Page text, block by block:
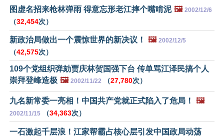
图虚名招来枪林弹雨 得意忘形老江摔个嘴啃泥 🖼️ 2002/12/6
（32,454次）
新政治局做出一个震惊世界的新决议！ 🖼️ 2002/12/5
（42,575次）
109个党组织弹劾贾庆林贺国强下台 传单骂江泽民搞个人
崇拜登峰造极 🖼️ 2002/11/22 （27,780次）
九名新常委一亮相！中国共产党就正式陷入了危局！ 🖼️
2002/11/15 （34,363次）
一石激起千层浪！江家帮霸占核心层引发中国政局动荡